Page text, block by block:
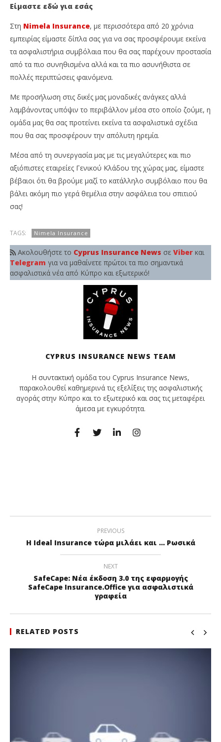
Είμαστε εδώ για εσάς
Στη Nimela Insurance, με περισσότερα από 20 χρόνια
εμπειρίας είμαστε δίπλα σας για να σας προσφέρουμε εκείνα
τα ασφαλιστήρια συμβόλαια που θα σας παρέχουν προστασία
από τα πιο συνηθισμένα αλλά και τα πιο ασυνήθιστα σε
πολλές περιπτώσεις φαινόμενα.
Με προσήλωση στις δικές μας μοναδικές ανάγκες αλλά
λαμβάνοντας υπόψιν το περιβάλλον μέσα στο οποίο ζούμε, η
ομάδα μας θα σας προτείνει εκείνα τα ασφαλιστικά σχέδια
που θα σας προσφέρουν την απόλυτη ηρεμία.
Μέσα από τη συνεργασία μας με τις μεγαλύτερες και πιο
αξιόπιστες εταιρείες Γενικού Κλάδου της χώρας μας, είμαστε
βέβαιοι ότι θα βρούμε μαζί το κατάλληλο συμβόλαιο που θα
βάλει ακόμη πιο γερά θεμέλια στην ασφάλεια του σπιτιού
σας!
TAGS: Nimela Insurance
Ακολουθήστε το Cyprus Insurance News σε Viber και
Telegram για να μαθαίνετε πρώτοι τα πιο σημαντικά
ασφαλιστικά νέα από Κύπρο και εξωτερικό!
CYPRUS INSURANCE NEWS TEAM
Η συντακτική ομάδα του Cyprus Insurance News,
παρακολουθεί καθημερινά τις εξελίξεις της ασφαλιστικής
αγοράς στην Κύπρο και το εξωτερικό και σας τις μεταφέρει
άμεσα με εγκυρότητα.
PREVIOUS
Η Ideal Insurance τώρα μιλάει και … Ρωσικά
NEXT
SafeCape: Νέα έκδοση 3.0 της εφαρμογής
SafeCape Insurance.Office για ασφαλιστικά
γραφεία
RELATED POSTS